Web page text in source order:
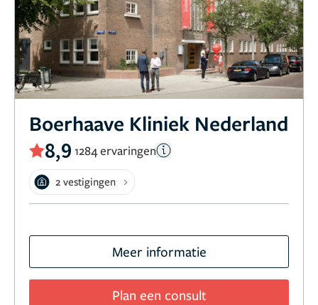
Boerhaave Kliniek Nederland
8,9 1284 ervaringen
2 vestigingen
Meer informatie
Plan een consult